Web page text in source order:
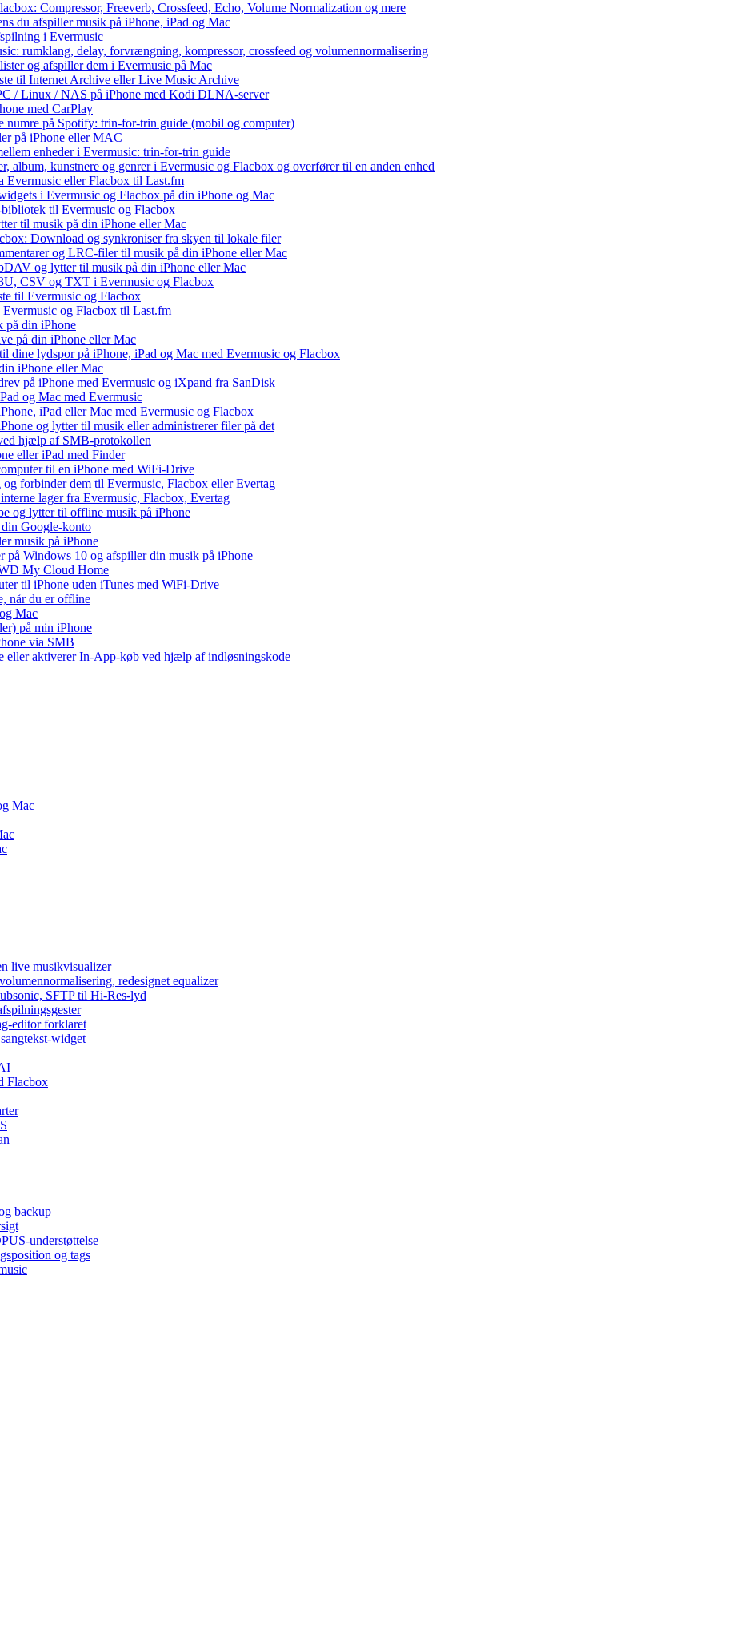
Compressor, Freeverb, Crossfeed, Echo, Volume Normalization og mere
du afspiller musik på iPhone, iPad og Mac
i Evermusic
rumklang, delay, forvrængning, kompressor, crossfeed og volumennormalisering
og afspiller dem i Evermusic på Mac
til Internet Archive eller Live Music Archive
/ Linux / NAS på iPhone med Kodi DLNA-server
med CarPlay
numre på Spotify: trin-for-trin guide (mobil og computer)
på iPhone eller MAC
enheder i Evermusic: trin-for-trin guide
album, kunstnere og genrer i Evermusic og Flacbox og overfører til en anden enhed
Evermusic eller Flacbox til Last.fm
i Evermusic og Flacbox på din iPhone og Mac
til Evermusic og Flacbox
til musik på din iPhone eller Mac
Download og synkroniser fra skyen til lokale filer
og LRC-filer til musik på din iPhone eller Mac
og lytter til musik på din iPhone eller Mac
CSV og TXT i Evermusic og Flacbox
til Evermusic og Flacbox
og Flacbox til Last.fm
på din iPhone
på din iPhone eller Mac
dine lydspor på iPhone, iPad og Mac med Evermusic og Flacbox
iPhone eller Mac
på iPhone med Evermusic og iXpand fra SanDisk
og Mac med Evermusic
iPad eller Mac med Evermusic og Flacbox
og lytter til musik eller administrerer filer på det
hjælp af SMB-protokollen
eller iPad med Finder
til en iPhone med WiFi-Drive
forbinder dem til Evermusic, Flacbox eller Evertag
lager fra Evermusic, Flacbox, Evertag
og lytter til offline musik på iPhone
din Google-konto
musik på iPhone
på Windows 10 og afspiller din musik på iPhone
My Cloud Home
til iPhone uden iTunes med WiFi-Drive
når du er offline
Mac
på min iPhone
via SMB
eller aktiverer In-App-køb ved hjælp af indløsningskode
Mac
live musikvisualizer
redesignet equalizer
SFTP til Hi-Res-lyd
editor forklaret
widget
Flacbox
backup
understøttelse
og tags